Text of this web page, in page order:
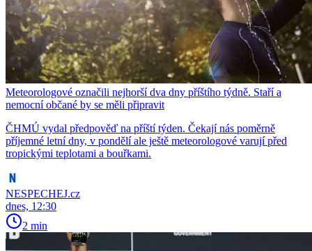
Meteorologové označili nejhorší dva dny příštího týdně. Staří a
nemocní občané by se měli připravit
ČHMÚ vydal předpověď na příští týden. Čekají nás poměrně
příjemné letní dny, v pondělí ale ještě meteorologové varují před
tropickými teplotami a bouřkami.
NESPECHEJ.cz
dnes, 12:30
2 min